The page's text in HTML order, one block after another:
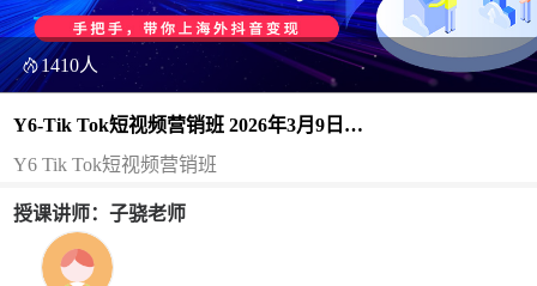
1410人
Y6-Tik Tok短视频营销班 2026年3月9日
（双师）
Y6 Tik Tok短视频营销班
授课讲师：子骁老师